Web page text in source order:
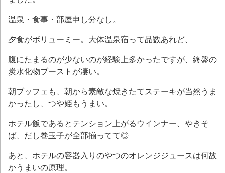
温泉・食事・部屋申し分なし。
夕食がボリューミー。大体温泉宿って品数あれど、
腹にたまるのが少ないのが経験上多かったですが、終盤の
炭水化物ブーストが凄い。
朝ブッフェも、朝から素敵な焼きたてステーキが当然うま
かったし、つや姫もうまい。
ホテル飯であるとテンション上がるウインナー、やきそ
ば、だし巻玉子が全部揃ってて◎
あと、ホテルの容器入りのやつのオレンジジュースは何故
かうまいの原理。